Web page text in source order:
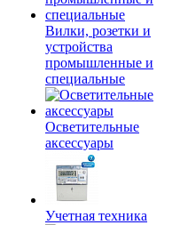
Вилки, розетки и
устройства
промышленные и
специальные
Осветительные
аксессуары
Учетная техника